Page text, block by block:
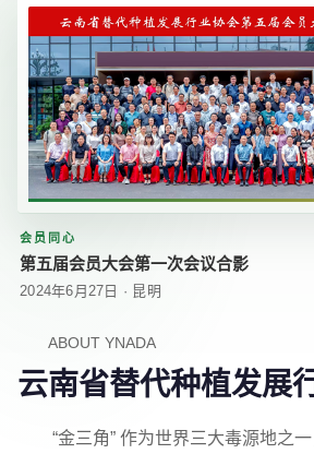
会员同心
第五届会员大会第一次会议合影
2024年6月27日 · 昆明
ABOUT YNADA
云南省替代种植发展
“金三角” 作为世界三大毒源地之